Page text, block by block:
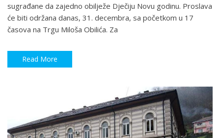
sugrađane da zajedno obilježe Dječiju Novu godinu. Proslava
će biti održana danas, 31. decembra, sa početkom u 17
časova na Trgu Miloša Obilića. Za
Read More